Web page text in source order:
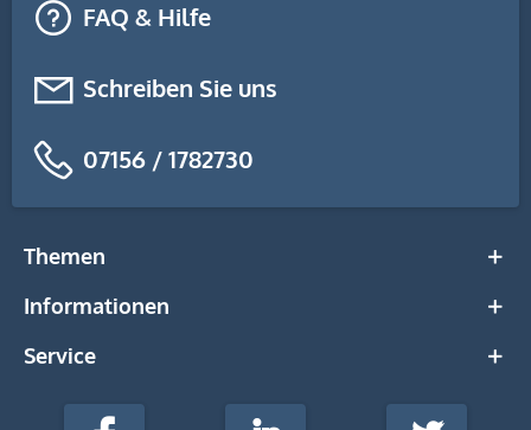
FAQ & Hilfe
Schreiben Sie uns
07156 / 1782730
Themen
Informationen
Service
stempel-